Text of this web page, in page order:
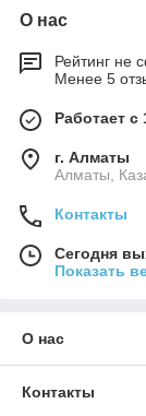
микро- и
производителя
Казахстане
делаем доставку
О нас
Рейтинг не
Менее 5
Работает с
г. Алматы
Алматы,
Контакты
Сегодня
Показать
О нас
Контакты